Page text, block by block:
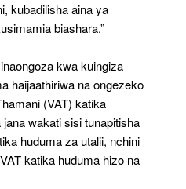
kubadilisha aina ya
biashara.”
kwa kuingiza
haijaathiriwa na ongezeko
(VAT) katika
wakati sisi tunapitisha
huduma za utalii, nchini
katika huduma hizo na